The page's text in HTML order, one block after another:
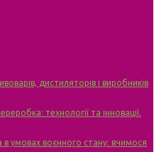
дистиляторів і виробників
технології та інновації.
в умовах воєнного стану: вчимося